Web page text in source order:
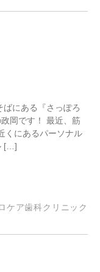
にある『さっぽろ
岡です！ 最近、筋
くにあるパーソナル
[…]
ケア歯科クリニック